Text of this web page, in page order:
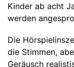
Kinder ab acht
werden
Die
die Stimmen,
Geräusch